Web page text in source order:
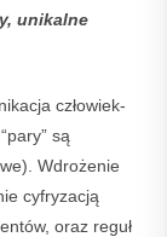
unikalne
człowiek-
są
Wdrożenie
cyfryzacją
oraz reguł